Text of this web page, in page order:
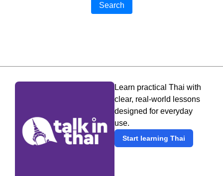
Search
Learn practical Thai with
clear, real-world lessons
designed for everyday
use.
Start learning Thai